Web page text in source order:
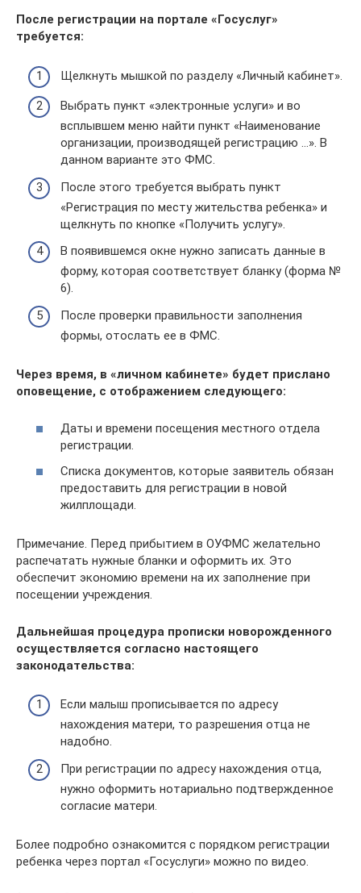
После регистрации на портале «Госуслуг»
требуется:
Щелкнуть мышкой по разделу «Личный кабинет».
Выбрать пункт «электронные услуги» и во
всплывшем меню найти пункт «Наименование
организации, производящей регистрацию …». В
данном варианте это ФМС.
После этого требуется выбрать пункт
«Регистрация по месту жительства ребенка» и
щелкнуть по кнопке «Получить услугу».
В появившемся окне нужно записать данные в
форму, которая соответствует бланку (форма №
6).
После проверки правильности заполнения
формы, отослать ее в ФМС.
Через время, в «личном кабинете» будет прислано
оповещение, с отображением следующего:
Даты и времени посещения местного отдела
регистрации.
Списка документов, которые заявитель обязан
предоставить для регистрации в новой
жилплощади.
Примечание. Перед прибытием в ОУФМС желательно
распечатать нужные бланки и оформить их. Это
обеспечит экономию времени на их заполнение при
посещении учреждения.
Дальнейшая процедура прописки новорожденного
осуществляется согласно настоящего
законодательства:
Если малыш прописывается по адресу
нахождения матери, то разрешения отца не
надобно.
При регистрации по адресу нахождения отца,
нужно оформить нотариально подтвержденное
согласие матери.
Более подробно ознакомится с порядком регистрации
ребенка через портал «Госуслуги» можно по видео.